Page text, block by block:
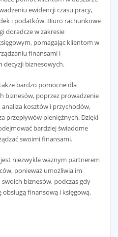
ewidencji czasu pracy,
i podatków. Biuro rachunkowe
doradcze w zakresie
pomagając klientom w
finansami i
decyzji biznesowych.
bardzo pomocne dla
biznesów, poprzez prowadzenie
kosztów i przychodów,
przepływów pieniężnych. Dzięki
bardziej świadome
swoimi finansami.
niezwykle ważnym partnerem
ponieważ umożliwia im
biznesów, podczas gdy
finansową i księgową.